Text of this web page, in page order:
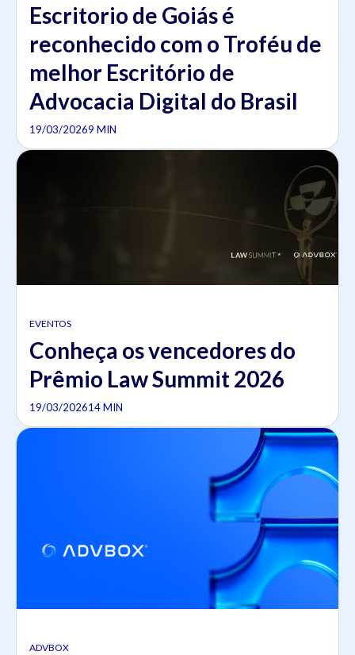
Escritorio de Goiás é
reconhecido com o Troféu de
melhor Escritório de
Advocacia Digital do Brasil
19/03/20269 MIN
EVENTOS
Conheça os vencedores do
Prêmio Law Summit 2026
19/03/202614 MIN
ADVBOX